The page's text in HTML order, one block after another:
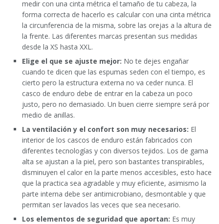
medir con una cinta métrica el tamaño de tu cabeza, la
forma correcta de hacerlo es calcular con una cinta métrica
la circunferencia de la misma, sobre las orejas a la altura de
la frente. Las diferentes marcas presentan sus medidas
desde la XS hasta XXL.
Elige el que se ajuste mejor: No te dejes engañar
cuando te dicen que las espumas seden con el tiempo, es
cierto pero la estructura externa no va ceder nunca. El
casco de enduro debe de entrar en la cabeza un poco
justo, pero no demasiado. Un buen cierre siempre será por
medio de anillas.
La ventilación y el confort son muy necesarios: El
interior de los cascos de enduro están fabricados con
diferentes tecnologías y con diversos tejidos. Los de gama
alta se ajustan a la piel, pero son bastantes transpirables,
disminuyen el calor en la parte menos accesibles, esto hace
que la practica sea agradable y muy eficiente, asimismo la
parte interna debe ser antimicrobiano, desmontable y que
permitan ser lavados las veces que sea necesario.
Los elementos de seguridad que aportan: Es muy